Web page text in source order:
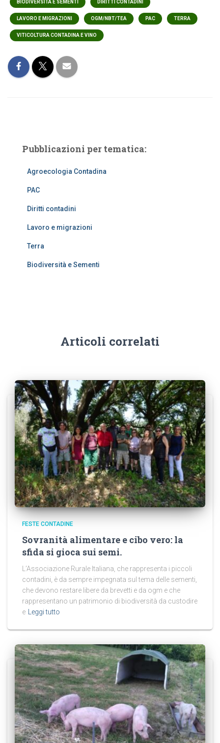
BIODIVERSITÀ E SEMENTI DIRITTI CONTADINI
LAVORO E MIGRAZIONI OGM/NBT/TEA PAC TERRA
VITICOLTURA CONTADINA E VINO
Pubblicazioni per tematica:
Agroecologia Contadina
PAC
Diritti contadini
Lavoro e migrazioni
Terra
Biodiversità e Sementi
Articoli correlati
FESTE CONTADINE
Sovranità alimentare e cibo vero: la
sfida si gioca sui semi.
L’Associazione Rurale Italiana, che rappresenta i piccoli
contadini, è da sempre impegnata sul tema delle sementi,
che devono restare libere da brevetti e da ogm e che
rappresentano un patrimonio di biodiversità da custodire
e
Leggi tutto